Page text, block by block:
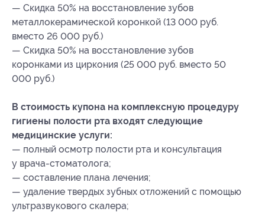
— Скидка 50% на восстановление зубов
металлокерамической коронкой (13 000 руб.
вместо 26 000 руб.)
— Скидка 50% на восстановление зубов
коронками из циркония (25 000 руб. вместо 50
000 руб.)
В стоимость купона на комплексную процедуру
гигиены полости рта входят следующие
медицинские услуги:
— полный осмотр полости рта и консультация
у врача-стоматолога;
— составление плана лечения;
— удаление твердых зубных отложений с помощью
ультразвукового скалера;